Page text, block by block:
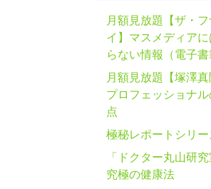
月額見放題【ザ・フ
イ】マスメディア
らない情報（電子書
月額見放題【塚澤真
プロフェッショナ
点
極秘レポートシリ
「ドクター丸山研究
究極の健康法